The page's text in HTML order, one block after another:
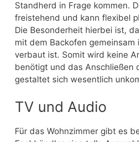
Standherd in Frage kommen.
freistehend und kann flexibel
Die Besonderheit hierbei ist,
mit dem Backofen gemeinsam
verbaut ist. Somit wird keine
benötigt und das Anschließen
gestaltet sich wesentlich
TV und Audio
Für das Wohnzimmer gibt es